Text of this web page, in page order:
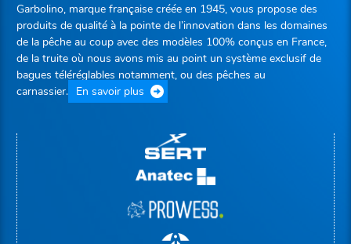
Garbolino, marque française créée en 1945, vous propose des
produits de qualité à la pointe de l’innovation dans les domaines
de la pêche au coup avec des modèles 100% conçus en France,
de la truite où nous avons mis au point un système exclusif de
bagues téléréglables notamment, ou des pêches au
carnassier. En savoir plus